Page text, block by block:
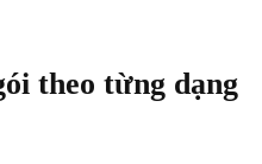
theo từng dạng